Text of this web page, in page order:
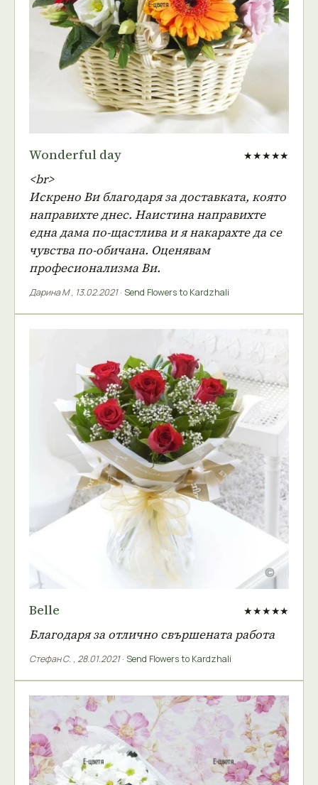
Wonderful day ★★★★★
<br>
Искрено Ви благодаря за доставката, която
направихте днес. Наистина направихте
една дама по-щастлива и я накарахте да се
чувства по-обичана. Оценявам
професионализма Ви.
Дарина М, 13.02.2021· Send Flowers to Kardzhali
Belle ★★★★★
Благодаря за отлично свършената работа
Стефан С. , 28.01.2021· Send Flowers to Kardzhali